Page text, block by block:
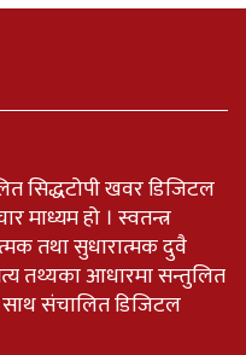
सिद्धटोपी खवर डिजिटल
माध्यम हो । स्वतन्त्र
तथा सुधारात्मक दुवै
तथ्यका आधारमा सन्तुलित
साथ संचालित डिजिटल